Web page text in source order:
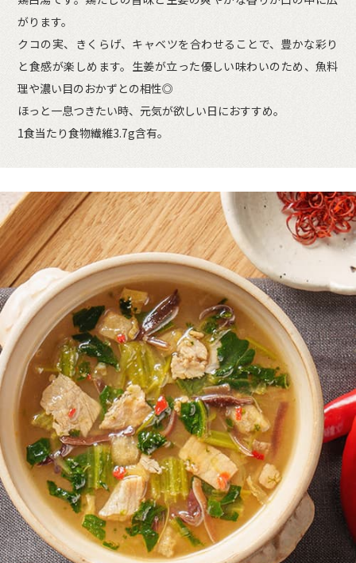
がります。
クコの実、きくらげ、キャベツを合わせることで、豊かな彩り
と食感が楽しめます。生姜が立った優しい味わいのため、魚料
理や濃い目のおかずとの相性◎
ほっと一息つきたい時、元気が欲しい日におすすめ。
1食当たり食物繊維3.7g含有。